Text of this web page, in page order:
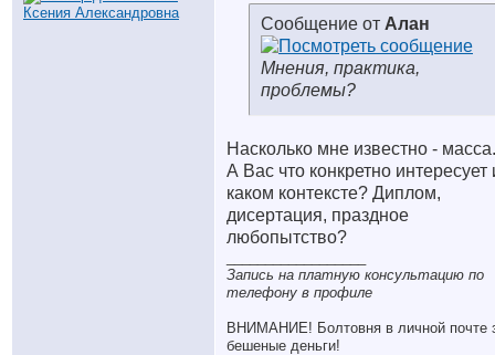
Сообщение от Алан
Мнения, практика,
проблемы?
Насколько мне известно - масса.
А Вас что конкретно интересует
каком контексте? Диплом,
дисертация, праздное
любопытство?
Запись на платную консультацию по
телефону в профиле
ВНИМАНИЕ! Болтовня в личной почте
бешеные деньги!